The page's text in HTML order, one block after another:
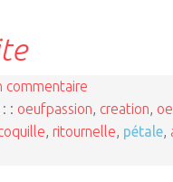
commentaire
: oeufpassion, creation,
, ritournelle, pétale,